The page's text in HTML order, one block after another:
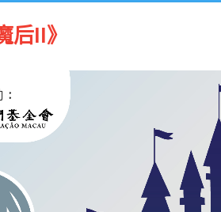
后II》